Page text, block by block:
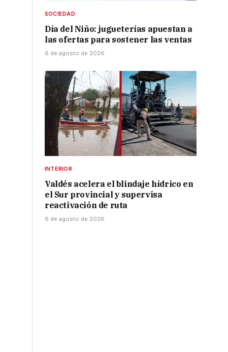
SOCIEDAD
Día del Niño: jugueterías apuestan a
las ofertas para sostener las ventas
6 de agosto de 2026
INTERIOR
Valdés acelera el blindaje hídrico en
el Sur provincial y supervisa
reactivación de ruta
6 de agosto de 2026